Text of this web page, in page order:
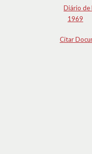
Diário de
1969
Citar